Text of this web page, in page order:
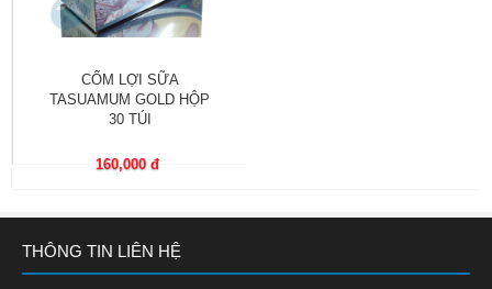
sản
Làm
Oxy
ngon,
ngủ
CỐM LỢI SỮA
TASUAMUM GOLD HỘP
30 TÚI
160,000 đ
THÔNG TIN LIÊN HỆ